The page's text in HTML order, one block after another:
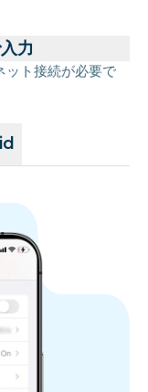
力
ト接続が必要で